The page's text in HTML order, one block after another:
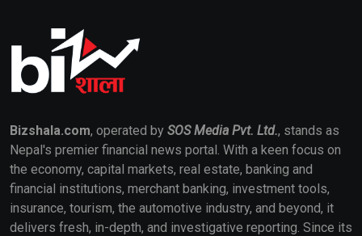
Bizshala.com, operated by SOS Media Pvt. Ltd., stands as
Nepal's premier financial news portal. With a keen focus on
the economy, capital markets, real estate, banking and
financial institutions, merchant banking, investment tools,
insurance, tourism, the automotive industry, and beyond, it
delivers fresh, in-depth, and investigative reporting. Since its